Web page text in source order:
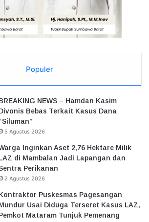
Populer
NEWS – Hamdan Kasim
Bebas Terkait Kasus Dana
5 Agustus 2026
Inginkan Aset 2,76 Hektare Milik
di Mambalan Jadi Lapangan dan
Perikanan
2 Agustus 2026
Puskesmas Pagesangan
Usai Diduga Terseret Kasus LAZ,
Mataram Tunjuk Pemenang